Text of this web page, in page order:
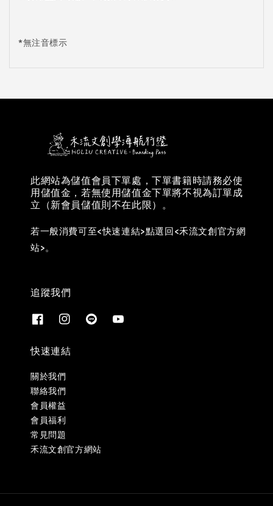
*無注音標示
此網站為儲值會員下單處，下單書籍時請務必使
用儲值金，若無使用儲值金下單將不視為訂單成
立（新會員儲值則不在此限）。
若一般消費可至<快速連結>點選回<禾流文創官方網
站>。
追蹤我們
快速連結
關於我們
聯絡我們
會員權益
會員福利
常見問題
禾流文創官方網站